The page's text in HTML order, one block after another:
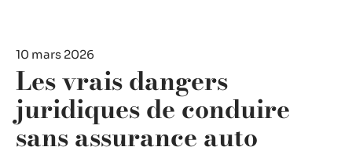
10 mars 2026
Les vrais dangers
juridiques de conduire
sans assurance auto